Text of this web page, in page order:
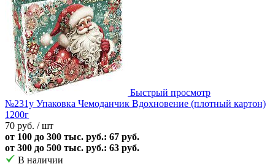
Быстрый просмотр
№231у Упаковка Чемоданчик Вдохновение (плотный картон)
1200г
70 руб. / шт
от 100 до 300 тыс. руб.: 67 руб.
от 300 до 500 тыс. руб.: 63 руб.
В наличии